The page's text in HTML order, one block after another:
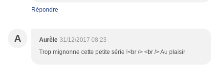
Répondre
A Aurèle 31/12/2017 08:23
Trop mignonne cette petite série !<br /> <br /> Au plaisir